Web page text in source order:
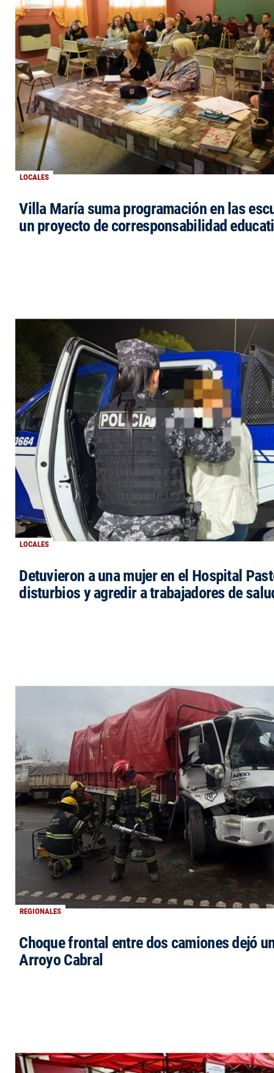
LOCALES
Villa María suma programación en las
un proyecto de corresponsabilidad
LOCALES
Detuvieron a una mujer en el Hospital
disturbios y agredir a trabajadores de
REGIONALES
Choque frontal entre dos camiones dejó
Arroyo Cabral